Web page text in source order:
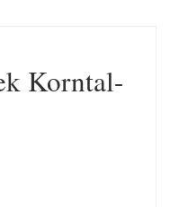
Korntal-